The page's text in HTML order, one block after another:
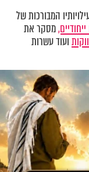
המבורכות של
מסקר את
ועוד עשרות